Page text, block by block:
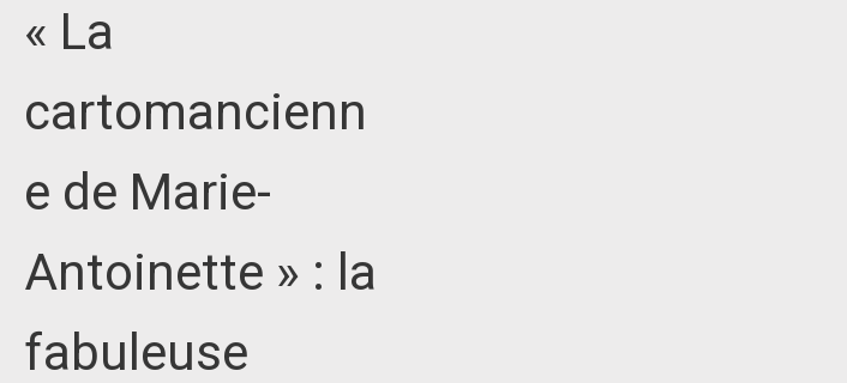
« La
cartomancienn
e de Marie-
Antoinette » : la
fabuleuse